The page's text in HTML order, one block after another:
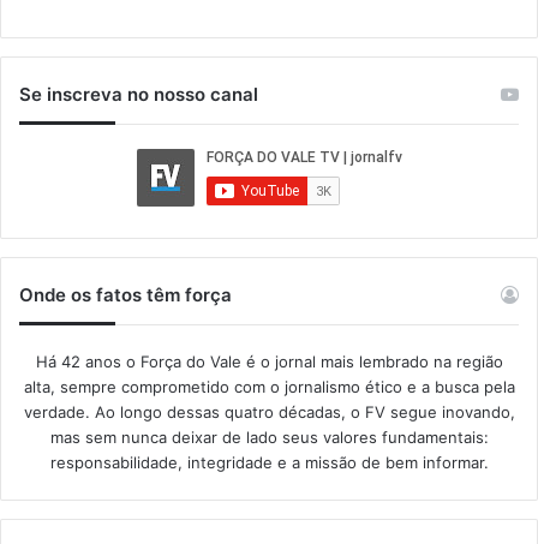
Se inscreva no nosso canal
Onde os fatos têm força
Há 42 anos o Força do Vale é o jornal mais lembrado na região
alta, sempre comprometido com o jornalismo ético e a busca pela
verdade. Ao longo dessas quatro décadas, o FV segue inovando,
mas sem nunca deixar de lado seus valores fundamentais:
responsabilidade, integridade e a missão de bem informar.​